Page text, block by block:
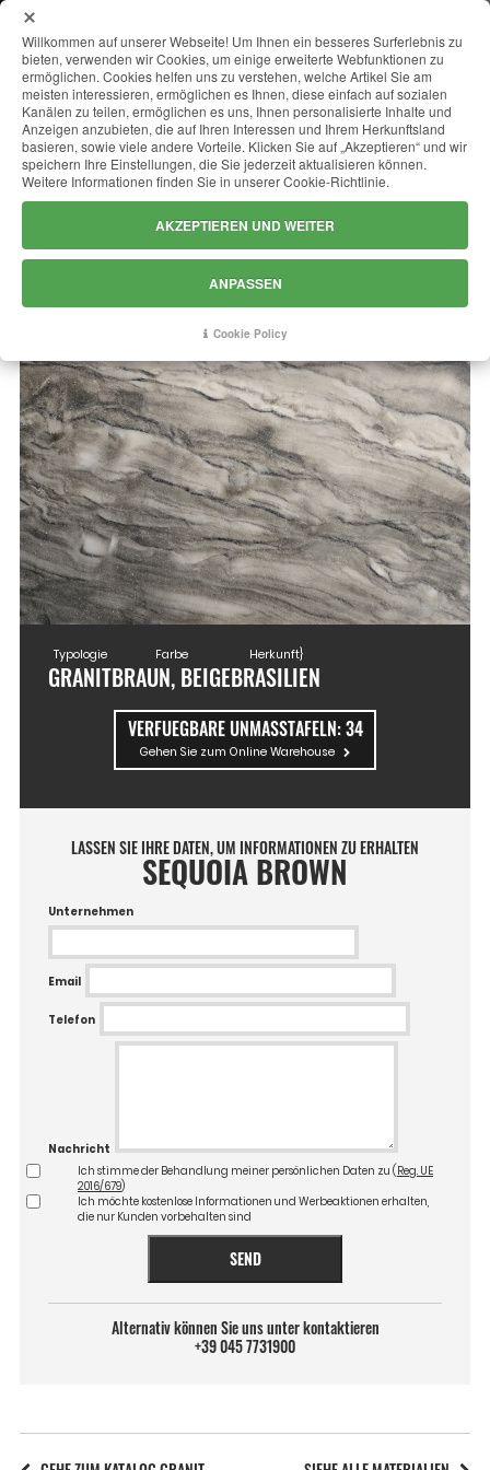
SEQUOIA BROWN
Typologie
GRANIT
Farbe
BRAUN, BEIGE
Herkunft}
BRASILIEN
VERFUEGBARE UNMASSTAFELN:34
Gehen Sie zum Online Warehouse
LASSEN SIE IHRE DATEN, UM INFORMATIONEN ZU ERHALTEN
SEQUOIA BROWN
Unternehmen
Email
Telefon
Nachricht
Ich stimme der Behandlung meiner persönlichen Daten zu ( Reg. UE
2016/679)
Ich möchte kostenlose Informationen und Werbeaktionen erhalten,
die nur Kunden vorbehalten sind
SEND
Alternativ können Sie uns unter kontaktieren
+39 045 7731900
Willkommen auf unserer Webseite! Um Ihnen ein besseres Surferlebnis zu
bieten, verwenden wir Cookies, um einige erweiterte Webfunktionen zu
ermöglichen. Cookies helfen uns zu verstehen, welche Artikel Sie am
meisten interessieren, ermöglichen es Ihnen, diese einfach auf sozialen
Kanälen zu teilen, ermöglichen es uns, Ihnen personalisierte Inhalte und
Anzeigen anzubieten, die auf Ihren Interessen und Ihrem Herkunftsland
basieren, sowie viele andere Vorteile. Klicken Sie auf „Akzeptieren“ und wir
speichern Ihre Einstellungen, die Sie jederzeit aktualisieren können.
Weitere Informationen finden Sie in unserer Cookie-Richtlinie.
AKZEPTIEREN UND WEITER
ANPASSEN
Cookie Policy